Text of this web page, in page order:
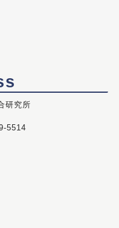
研究所
5514